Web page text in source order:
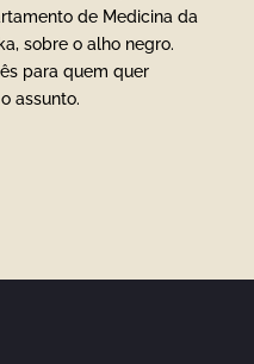
de Medicina da
sobre o alho negro.
para quem quer
assunto.